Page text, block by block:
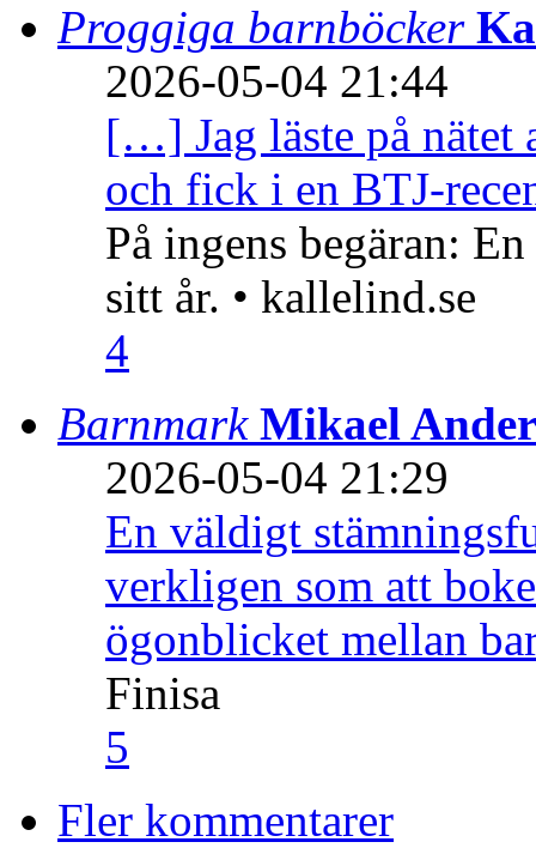
Proggiga barnböcker
2026-05-04 21:44
[…] Jag läste på nätet
och fick i en BTJ-
På ingens begäran:
sitt år. • kallelind.se
4
Barnmark Mikael
2026-05-04 21:29
En väldigt
verkligen som att
ögonblicket mellan
Finisa
5
Fler kommentarer